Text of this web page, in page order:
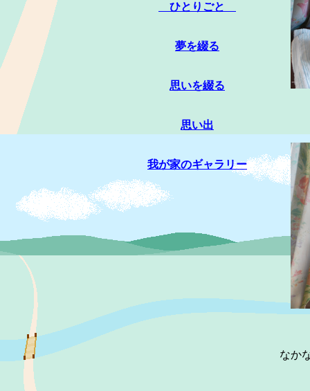
ひとりごと
夢を綴る
思いを綴る
思い出
我が家のギャラリー
なか